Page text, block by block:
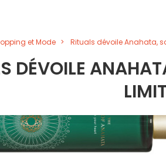
et Mode Rituals dévoile Anahata,
DÉVOILE